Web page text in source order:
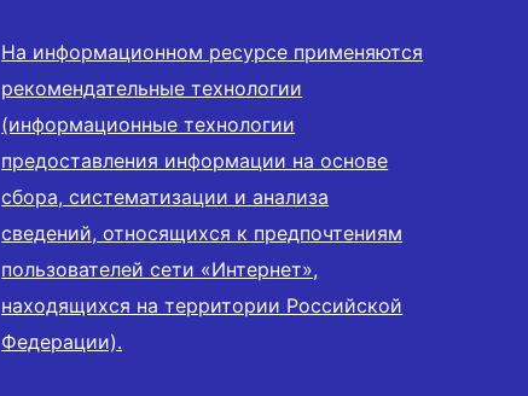
На информационном ресурсе применяются
рекомендательные технологии
(информационные технологии
предоставления информации на основе
сбора, систематизации и анализа
сведений, относящихся к предпочтениям
пользователей сети «Интернет»,
находящихся на территории Российской
Федерации).